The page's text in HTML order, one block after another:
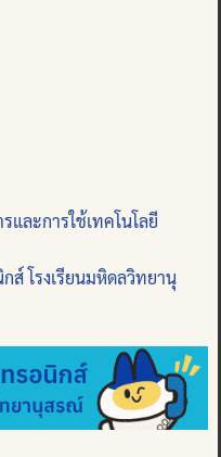
และการใช้เทคโนโลยี
ส์ โรงเรียนมหิดลวิทยานุ